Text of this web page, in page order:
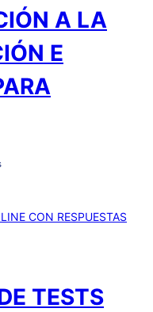
A LA
E
TESTS